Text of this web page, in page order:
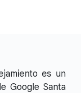
es un
Google Santa